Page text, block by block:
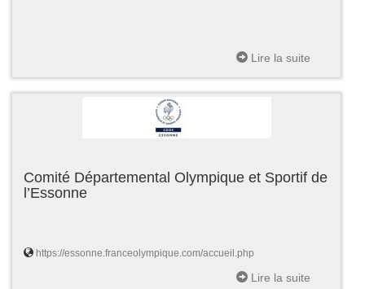
Lire la suite
Comité Départemental Olympique et Sportif de
l’Essonne
https://essonne.franceolympique.com/accueil.php
Lire la suite